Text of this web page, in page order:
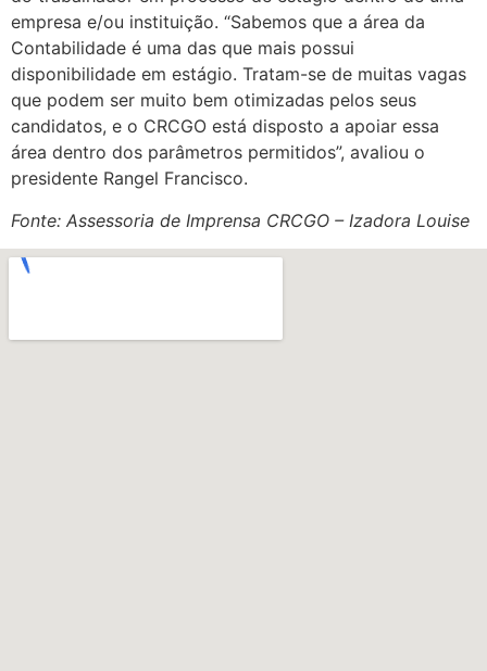
empresa e/ou instituição. “Sabemos que a área da
Contabilidade é uma das que mais possui
disponibilidade em estágio. Tratam-se de muitas vagas
que podem ser muito bem otimizadas pelos seus
candidatos, e o CRCGO está disposto a apoiar essa
área dentro dos parâmetros permitidos”, avaliou o
presidente Rangel Francisco.
Fonte: Assessoria de Imprensa CRCGO – Izadora Louise